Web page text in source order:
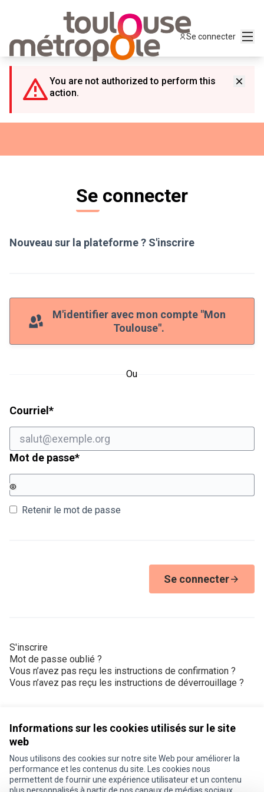
Informations sur les cookies utilisés sur le site
web
Nous utilisons des cookies sur notre site Web pour améliorer la
performance et les contenus du site. Les cookies nous
permettent de fournir une expérience utilisateur et un contenu
Se connecter
You are not authorized to perform this
action.
Se connecter
Nouveau sur la plateforme ? S'inscrire
M'identifier avec mon compte "Mon
Toulouse".
Ou
Courriel *Champ obligatoire
Mot de passe*Champ obligatoire
Retenir le mot de passe
Se connecter
S'inscrire
Mot de passe oublié ?
Vous n’avez pas reçu les instructions de confirmation ?
Vous n’avez pas reçu les instructions de déverrouillage ?
Conditions d'utilisation
Paramètres des cookies
Je participe ! sur X
Je participe ! sur Facebook
Je participe ! sur Instagram